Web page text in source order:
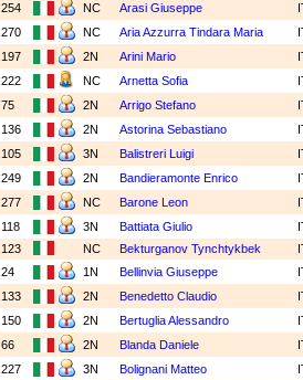
254
NC Arasi Giuseppe
270
NC Aria Azzurra Tindara Maria
197
2N Arini Mario
222
NC Arnetta Sofia
75
2N Arrigo Stefano
136
2N Astorina Sebastiano
105
3N Balistreri Luigi
249
2N Bandieramonte Enrico
277
NC Barone Leon
118
3N Battiata Giulio
123
NC Bekturganov Tynchtykbek
24
1N Bellinvia Giuseppe
133
2N Benedetto Claudio
150
2N Bertuglia Alessandro
66
2N Blanda Daniele
227
3N Bolignani Matteo